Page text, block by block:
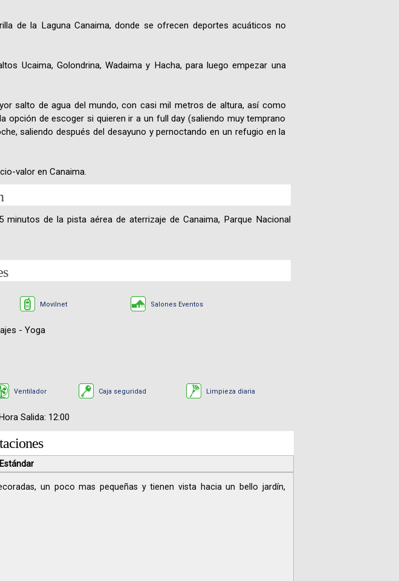
de la Laguna Canaima, donde se ofrecen deportes acuáticos no
Ucaima, Golondrina, Wadaima y Hacha, para luego empezar una
salto de agua del mundo, con casi mil metros de altura, así como
opción de escoger si quieren ir a un full day (saliendo muy temprano
saliendo después del desayuno y pernoctando en un refugio en la
valor en Canaima.
de la pista aérea de aterrizaje de Canaima, Parque Nacional
Movilnet Salones Eventos
- Yoga
Ventilador Caja seguridad Limpieza diaria
Salida: 12:00
un poco mas pequeñas y tienen vista hacia un bello jardín,